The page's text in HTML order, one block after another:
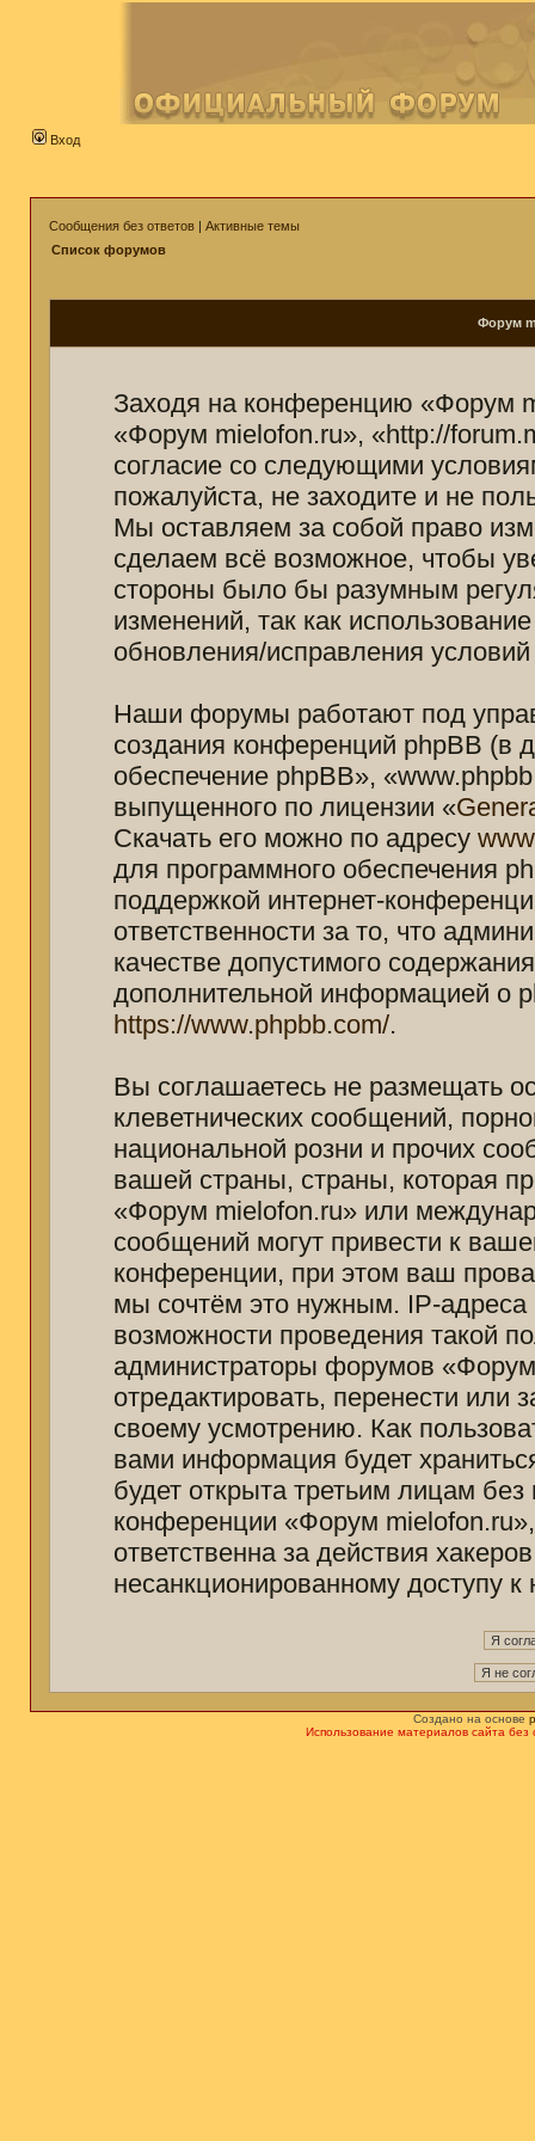
Вход
Сообщения без ответов | Активные темы
Список форумов
Форум
Заходя на конференцию «Форум
«Форум mielofon.ru», «http://
согласие со следующими
пожалуйста, не заходите и не
Мы оставляем за собой право
сделаем всё возможное, чтобы
стороны было бы разумным
изменений, так как
обновления/исправления
Наши форумы работают под
создания конференций phpBB (в
обеспечение phpBB»,
выпущенного по лицензии «
Скачать его можно по адресу
для программного обеспечения
поддержкой интернет-
ответственности за то, что
качестве допустимого
дополнительной информацией о
https://www.phpbb.com/.
Вы соглашаетесь не размещать
клеветнических сообщений,
национальной розни и прочих
вашей страны, страны, которая
«Форум mielofon.ru» или
сообщений могут привести к
конференции, при этом ваш
мы сочтём это нужным. IP-
возможности проведения такой
администраторы форумов
отредактировать, перенести
своему усмотрению. Как
вами информация будет
будет открыта третьим лицам
конференции «Форум
ответственна за действия
несанкционированному доступу к
Создано на основе
Использование материалов сайта